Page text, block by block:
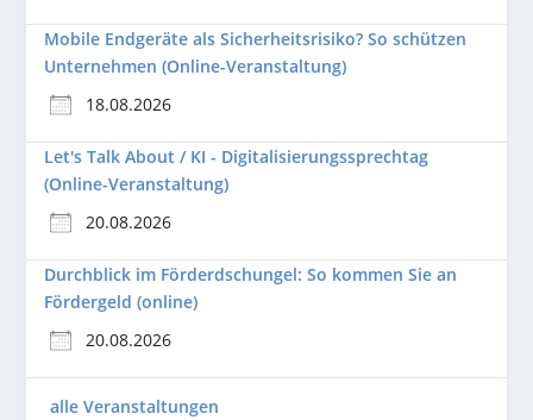
Mobile Endgeräte als Sicherheitsrisiko? So schützen
Unternehmen (Online-Veranstaltung)
18.08.2026
Let's Talk About / KI - Digitalisierungssprechtag
(Online-Veranstaltung)
20.08.2026
Durchblick im Förderdschungel: So kommen Sie an
Fördergeld (online)
20.08.2026
alle Veranstaltungen